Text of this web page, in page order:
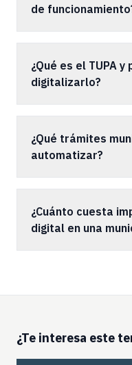
de
¿Qué es el TUPA
digitalizarlo?
¿Qué trámites
automatizar?
¿Cuánto cuesta
digital en una
¿Te interesa este